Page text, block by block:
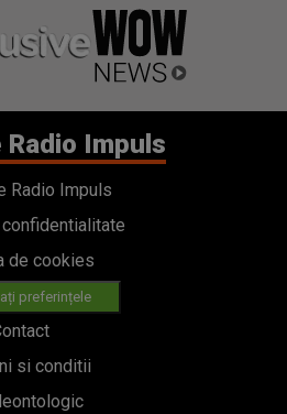
Radio Impuls
Radio Impuls
de cookies
preferințele
si conditii